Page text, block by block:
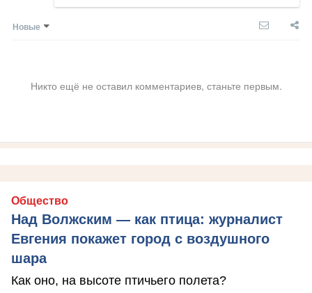
Новые
Никто ещё не оставил комментариев, станьте первым.
Общество
Над Волжским — как птица: журналист
Евгения покажет город с воздушного
шара
Как оно, на высоте птичьего полета?